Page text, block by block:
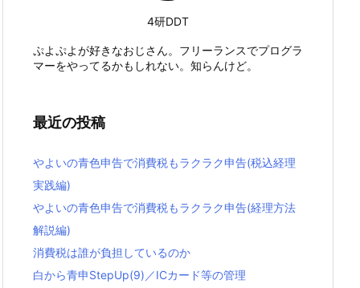
4研DDT
ぷよぷよが好きなおじさん。フリーランスでプログラ
マーをやってるかもしれない。知らんけど。
最近の投稿
やよいの青色申告で消費税もラクラク申告(税込経理
実践編)
やよいの青色申告で消費税もラクラク申告(経理方法
解説編)
消費税は誰が負担しているのか
白から青申StepUp(9)／ICカード等の管理